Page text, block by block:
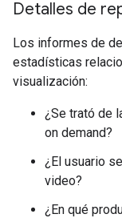
Detalles de
Los informes de
estadísticas
visualización:
¿Se trató de
on demand?
¿El usuario
video?
¿En qué